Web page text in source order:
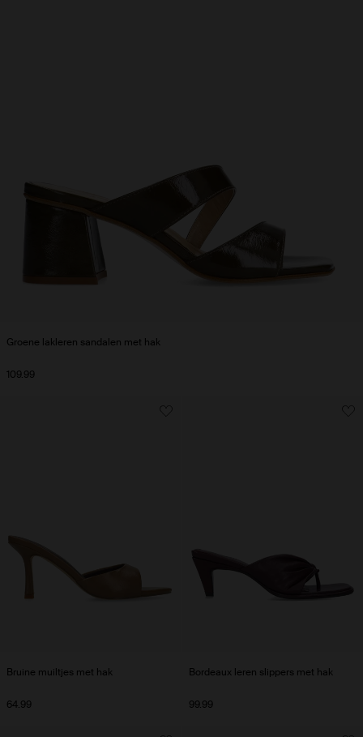
Bruine muiltjes met hak
64.99
Bordeaux leren slippers met hak
99.99
Groene lakleren sandalen met hak
109.99